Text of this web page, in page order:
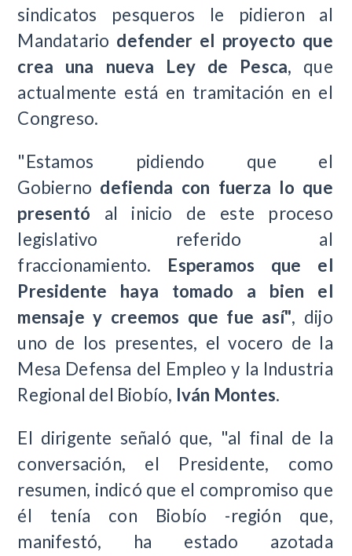
sindicatos pesqueros le pidieron al
Mandatario defender el proyecto que
crea una nueva Ley de Pesca, que
actualmente está en tramitación en el
Congreso.
"Estamos pidiendo que el
Gobierno defienda con fuerza lo que
presentó al inicio de este proceso
legislativo referido al
fraccionamiento. Esperamos que el
Presidente haya tomado a bien el
mensaje y creemos que fue así", dijo
uno de los presentes, el vocero de la
Mesa Defensa del Empleo y la Industria
Regional del Biobío, Iván Montes.
El dirigente señaló que, "al final de la
conversación, el Presidente, como
resumen, indicó que el compromiso que
él tenía con Biobío -región que,
manifestó, ha estado azotada